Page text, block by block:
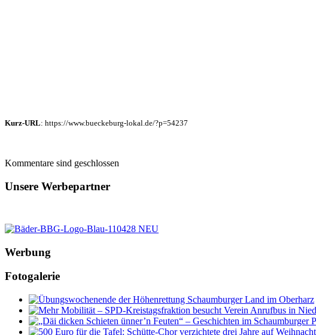
Kurz-URL: https://www.bueckeburg-lokal.de/?p=54237
Kommentare sind geschlossen
Unsere Werbepartner
Werbung
Fotogalerie